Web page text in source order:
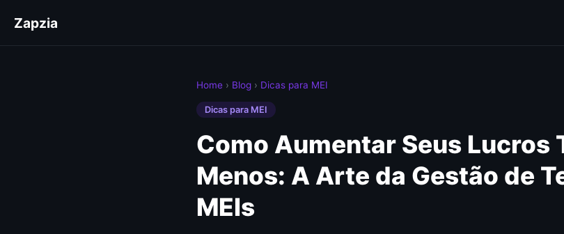
Zapzia
Home › Blog › Dicas para MEI
Dicas para MEI
Como Aumentar Seus Lucros
Menos: A Arte da Gestão de
MEIs